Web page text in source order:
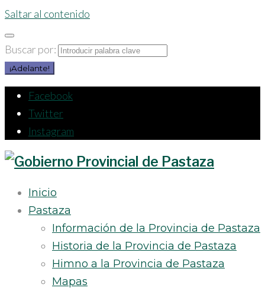
Saltar al contenido
Buscar por:
¡Adelante!
Facebook
Twitter
Instagram
Inicio
Pastaza
Información de la Provincia de Pastaza
Historia de la Provincia de Pastaza
Himno a la Provincia de Pastaza
Mapas